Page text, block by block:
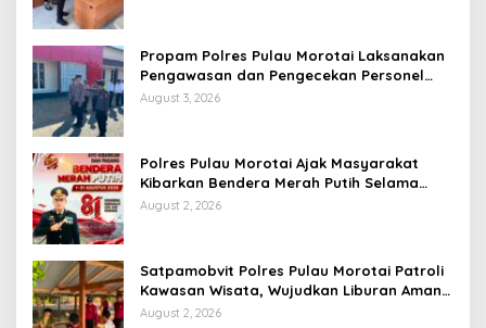
Propam Polres Pulau Morotai Laksanakan
Pengawasan dan Pengecekan Personel
Saat Apel Serah Terima Piket Fungsi
August 3, 2026
Polres Pulau Morotai Ajak Masyarakat
Kibarkan Bendera Merah Putih Selama
Bulan Kemerdekaan
August 2, 2026
Satpamobvit Polres Pulau Morotai Patroli
Kawasan Wisata, Wujudkan Liburan Aman
dan Kondusif
August 2, 2026